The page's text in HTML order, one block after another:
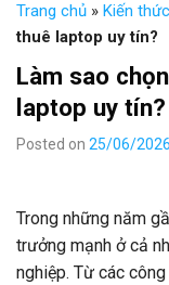
Trang chủ » Kiến
thuê laptop uy tín?
Làm sao
laptop uy tín?
Posted on 25/06/2026
Trong những năm
trưởng mạnh ở cả
nghiệp. Từ các